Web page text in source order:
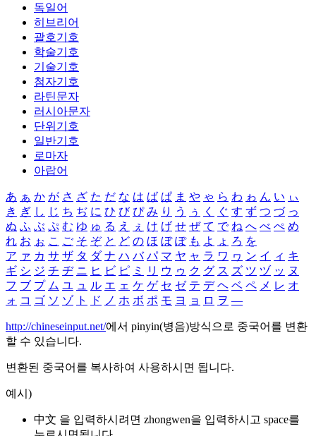
독일어
히브리어
괄호기호
학술기호
기술기호
첨자기호
라틴문자
러시아문자
단위기호
일반기호
로마자
아랍어
あ ぁ か が さ ざ た だ な は ば ぱ ま や ゃ ら わ ゎ ん い ぃ
き ぎ し じ ち ぢ に ひ び ぴ み り う ぅ く ぐ す ず つ づ っ
ぬ ふ ぶ ぷ む ゆ ゅ る え ぇ け げ せ ぜ て で ね へ べ ぺ め
れ お ぉ こ ご そ ぞ と ど の ほ ぼ ぽ も よ ょ ろ を
ア ァ カ サ ザ タ ダ ナ ハ バ パ マ ヤ ャ ラ ワ ヮ ン イ ィ キ
ギ シ ジ チ ヂ ニ ヒ ビ ピ ミ リ ウ ゥ ク グ ス ズ ツ ヅ ッ ヌ
フ ブ プ ム ユ ュ ル エ ェ ケ ゲ セ ゼ テ デ ヘ ベ ペ メ レ オ
ォ コ ゴ ソ ゾ ト ド ノ ホ ボ ポ モ ヨ ョ ロ ヲ ―
http://chineseinput.net/에서 pinyin(병음)방식으로 중국어를 변환
할 수 있습니다.
변환된 중국어를 복사하여 사용하시면 됩니다.
예시)
中文 을 입력하시려면 zhongwen을 입력하시고 space를